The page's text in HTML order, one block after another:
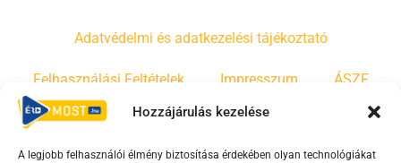
Hozzájárulás kezelése
A legjobb felhasználói élmény biztosítása érdekében olyan technológiákat
Adatvédelmi és adatkezelési tájékoztató
Felhasználási Feltételek Impresszum ÁSZF
Irányelvek Moderálási szabályzat